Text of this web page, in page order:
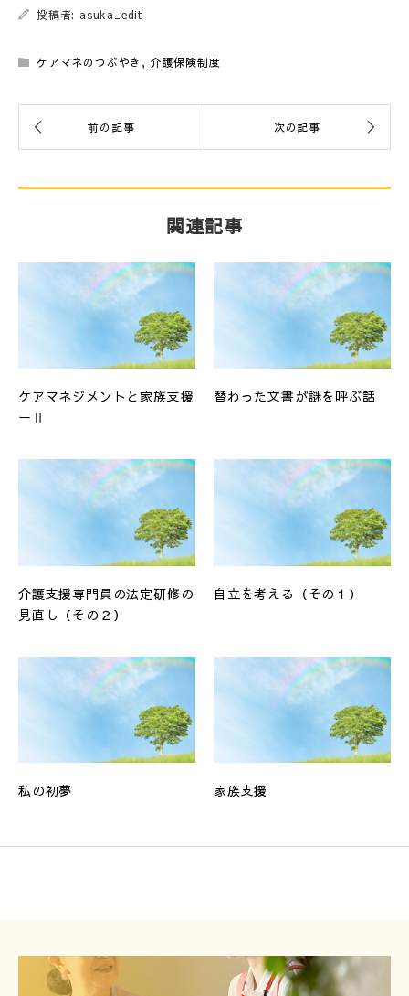
投稿者: asuka_edit
ケアマネのつぶやき , 介護保険制度
関連記事
ケアマネジメントと家族支援
ーⅡ
替わった文書が謎を呼ぶ話
介護支援専門員の法定研修の
見直し（その２）
自立を考える（その１）
私の初夢 家族支援